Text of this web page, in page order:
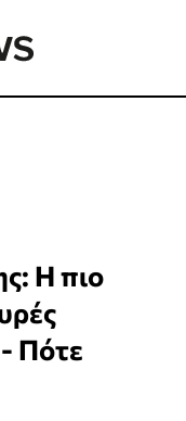
Η πιο
- Πότε